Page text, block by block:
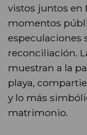
vistos juntos en
momentos
especulaciones
reconciliación.
muestran a la
playa,
y lo más
matrimonio.